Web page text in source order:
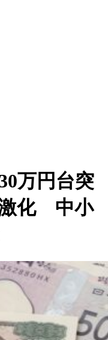
万円台突
化 中小